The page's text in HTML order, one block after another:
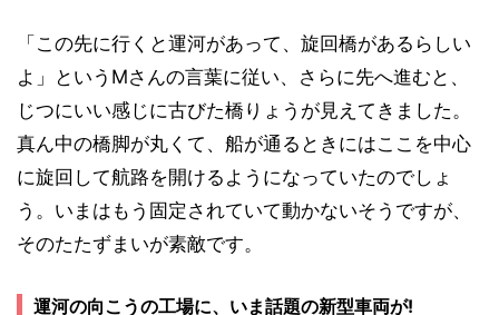
「この先に行くと運河があって、旋回橋があるらしい
よ」というMさんの言葉に従い、さらに先へ進むと、
じつにいい感じに古びた橋りょうが見えてきました。
真ん中の橋脚が丸くて、船が通るときにはここを中心
に旋回して航路を開けるようになっていたのでしょ
う。いまはもう固定されていて動かないそうですが、
そのたたずまいが素敵です。
運河の向こうの工場に、いま話題の新型車両が!